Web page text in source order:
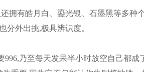
有皓月白、鎏光银、石墨黑等多种
分外出挑,极具辨识度。
乃至每天发呆半小时放空自己都成